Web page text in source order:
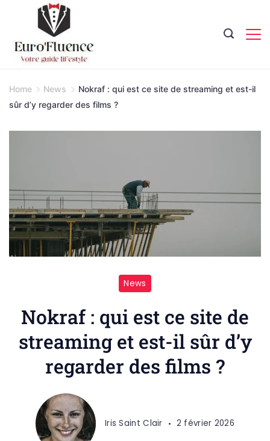
content
Home News
Nokraf : qui est ce site de streaming et est-il
sûr d’y regarder des films ?
News
Nokraf : qui est ce site de
streaming et est-il sûr d’y
regarder des films ?
Iris Saint Clair 2 février 2026